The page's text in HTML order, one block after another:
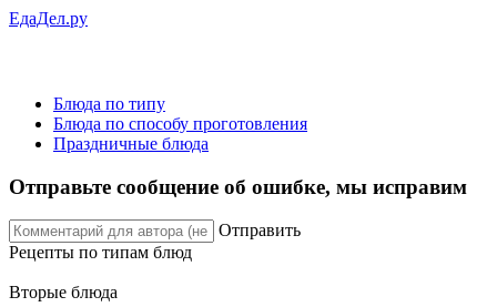
ЕдаДел.ру
Блюда по типу
Блюда по способу проготовления
Праздничные блюда
Отправьте сообщение об ошибке, мы исправим
Отправить
Рецепты по типам блюд
Вторые блюда